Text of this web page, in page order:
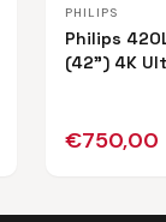
PHILIPS
Philips
(42") 4K
€750,00